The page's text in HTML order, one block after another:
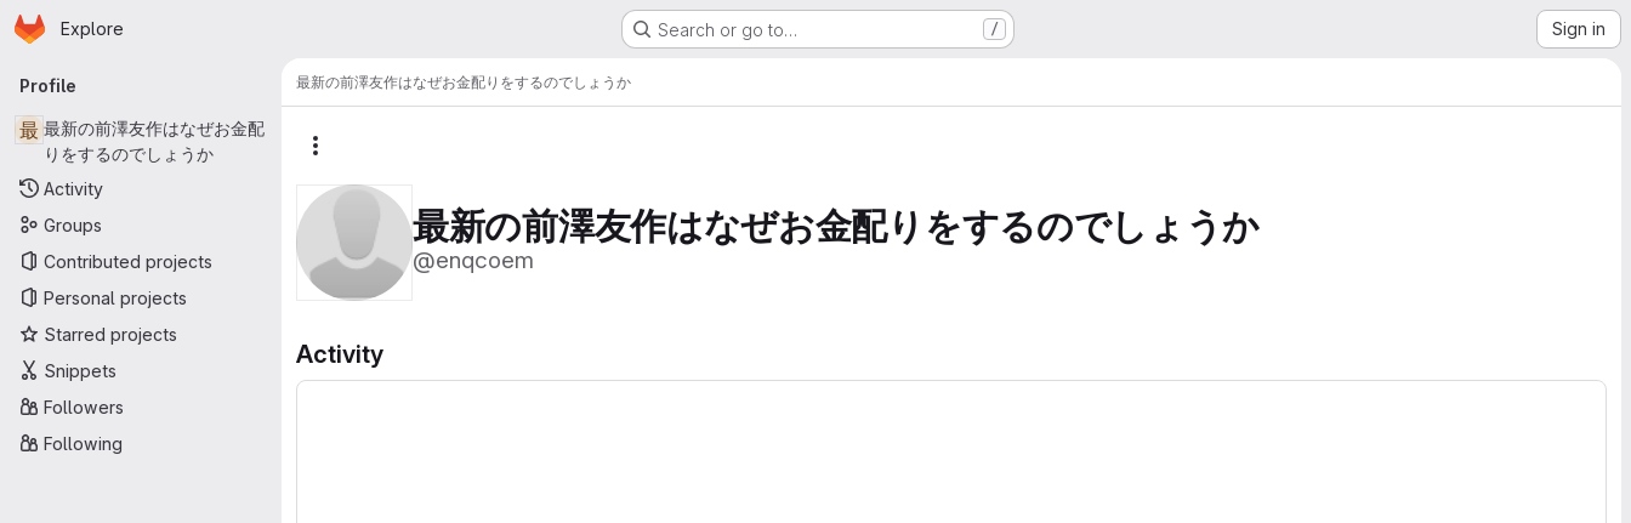
Skip to main content
Homepage
Explore Search or go to… / Sign in
Primary navigation
Profile
最 最新の前澤友作はなぜお金配
りをするのでしょうか
Activity
Groups
Contributed projects
Personal projects
Starred projects
Snippets
Followers
Following
最新の前澤友作はなぜお金配りをするのでしょうか
最新の前澤友作はなぜお金配りをするのでしょうか
@enqcoem
Activity